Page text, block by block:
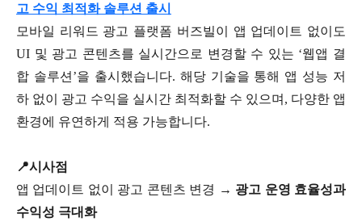
고 수익 최적화 솔루션 출시
모바일 리워드 광고 플랫폼 버즈빌이 앱 업데이트 없이도
UI 및 광고 콘텐츠를 실시간으로 변경할 수 있는 ‘웹앱 결
합 솔루션’을 출시했습니다. 해당 기술을 통해 앱 성능 저
하 없이 광고 수익을 실시간 최적화할 수 있으며, 다양한 앱
환경에 유연하게 적용 가능합니다.
📍시사점
앱 업데이트 없이 광고 콘텐츠 변경 → 광고 운영 효율성과
수익성 극대화